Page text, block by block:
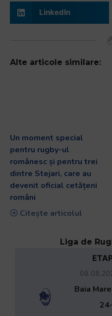
LinkedIn
Alte articole similare:
Un moment special
pentru rugby-ul
românesc și pentru trei
dintre Stejari, care au
devenit oficial cetățeni
români
Citește articolul
Liga de
Baia